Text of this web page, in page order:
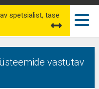
vastutav
spetsialist, tase